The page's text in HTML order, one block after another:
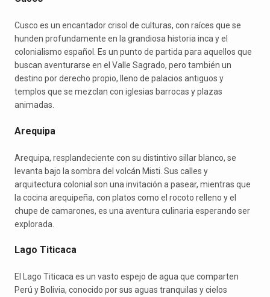
Cusco es un encantador crisol de culturas, con raíces que se
hunden profundamente en la grandiosa historia inca y el
colonialismo español. Es un punto de partida para aquellos que
buscan aventurarse en el Valle Sagrado, pero también un
destino por derecho propio, lleno de palacios antiguos y
templos que se mezclan con iglesias barrocas y plazas
animadas.
Arequipa
Arequipa, resplandeciente con su distintivo sillar blanco, se
levanta bajo la sombra del volcán Misti. Sus calles y
arquitectura colonial son una invitación a pasear, mientras que
la cocina arequipeña, con platos como el rocoto relleno y el
chupe de camarones, es una aventura culinaria esperando ser
explorada.
Lago Titicaca
El Lago Titicaca es un vasto espejo de agua que comparten
Perú y Bolivia, conocido por sus aguas tranquilas y cielos